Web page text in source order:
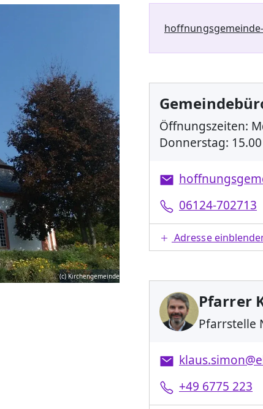
(c) Kirchengemeinde
Öffnungszeiten:
Donnerstag:
06124-702713
Adresse
Pfarrer
Pfarrstelle
+49 6775 223